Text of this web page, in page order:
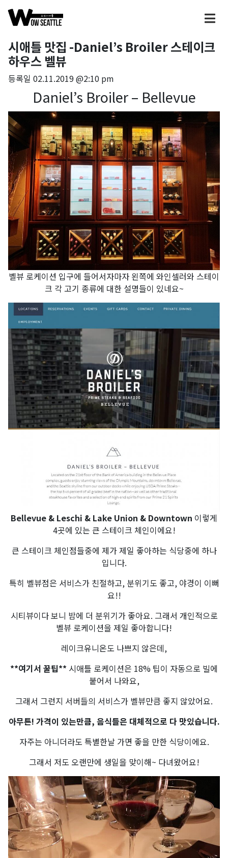
시애틀 맛집 -Daniel’s Broiler 스테이크
하우스 벨뷰
등록일 02.11.2019 @2:10 pm
Daniel’s Broiler – Bellevue
벨뷰 로케이션 입구에 들어서자마자 왼쪽에 와인셀러와 스테이
크 각 고기 종류에 대한 설명들이 있네요~
Bellevue & Leschi & Lake Union & Downtown 이렇게
4곳에 있는 큰 스테이크 체인이에요!
큰 스테이크 체인점들중에 제가 제일 좋아하는 식당중에 하나
입니다.
특히 벨뷰점은 서비스가 친절하고, 분위기도 좋고, 야경이 이뻐
요!!
시티뷰이다 보니 밤에 더 분위기가 좋아요. 그래서 개인적으로
벨뷰 로케이션을 제일 좋아합니다!
레이크유니온도 나쁘지 않은데,
**여기서 꿀팁** 시애틀 로케이션은 18% 팁이 자동으로 빌에
붙어서 나와요,
그래서 그런지 서버들의 서비스가 벨뷰만큼 좋지 않았어요.
아무튼! 가격이 있는만큼, 음식들은 대체적으로 다 맛있습니다.
자주는 아니더라도 특별한날 가면 좋을 만한 식당이에요.
그래서 저도 오랜만에 생일을 맞이해~ 다녀왔어요!